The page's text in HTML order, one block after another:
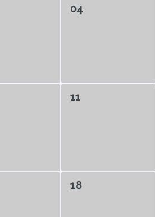
04
11
18